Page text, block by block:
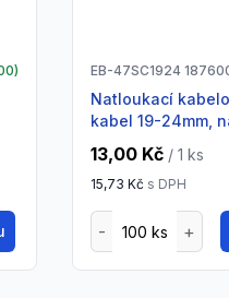
) EB-47SC1924
natloukací kabelová příchytka,
kabel 19-24mm,
13,00 Kč / 1 ks
15,73 Kč s DPH